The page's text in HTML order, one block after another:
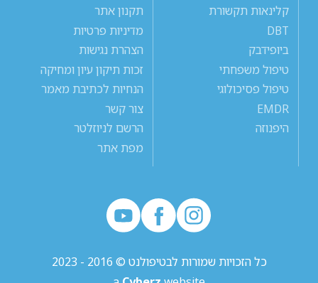
קלינאות תקשורת
DBT
ביופידבק
טיפול משפחתי
טיפול פסיכולוגי
EMDR
היפנוזה
תקנון אתר
מדיניות פרטיות
הצהרת נגישות
זכות תיקון עיון ומחיקה
הנחיות לכתיבת מאמר
צור קשר
הרשם לניוזלטר
מפת אתר
כל הזכויות שמורות לבטיפולנט © 2016 - 2023